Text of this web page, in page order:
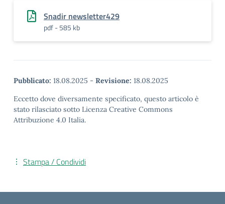
Snadir newsletter429
pdf - 585 kb
Pubblicato: 18.08.2025 - Revisione: 18.08.2025
Eccetto dove diversamente specificato, questo articolo è
stato rilasciato sotto Licenza Creative Commons
Attribuzione 4.0 Italia.
Stampa / Condividi